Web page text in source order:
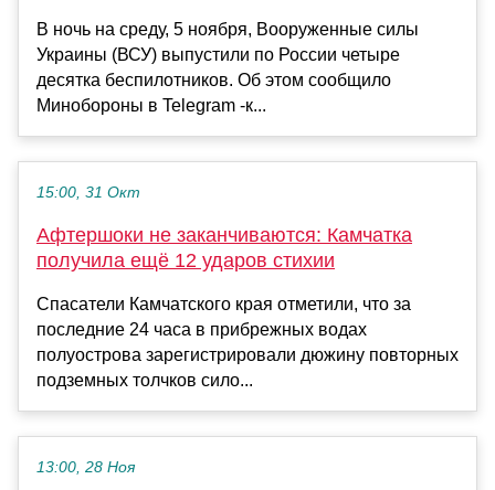
В ночь на среду, 5 ноября, Вооруженные силы
Украины (ВСУ) выпустили по России четыре
десятка беспилотников. Об этом сообщило
Минобороны в Telegram -к...
15:00, 31 Окт
Афтершоки не заканчиваются: Камчатка
получила ещё 12 ударов стихии
Спасатели Камчатского края отметили, что за
последние 24 часа в прибрежных водах
полуострова зарегистрировали дюжину повторных
подземных толчков сило...
13:00, 28 Ноя